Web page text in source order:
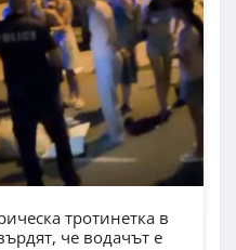
тротинетка в
че водачът е